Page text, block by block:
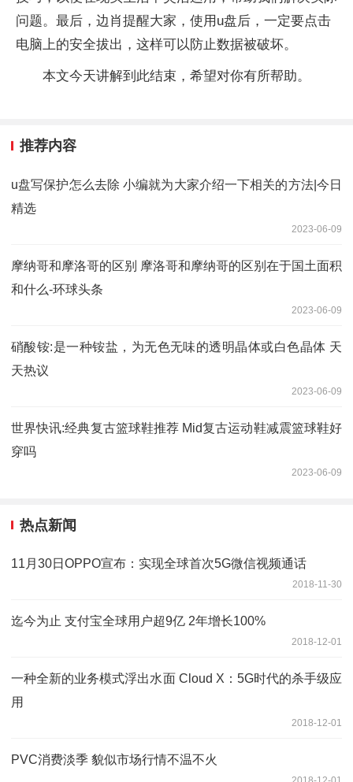
问题。最后，边肖提醒大家，使用u盘后，一定要点击
电脑上的安全拔出，这样可以防止数据被破坏。
本文今天讲解到此结束，希望对你有所帮助。
推荐内容
u盘写保护怎么去除 小编就为大家介绍一下相关的方法|今日
精选
2023-06-09
摩纳哥和摩洛哥的区别 摩洛哥和摩纳哥的区别在于国土面积
和什么-环球头条
2023-06-09
硝酸铵:是一种铵盐，为无色无味的透明晶体或白色晶体 天
天热议
2023-06-09
世界快讯:经典复古篮球鞋推荐 Mid复古运动鞋减震篮球鞋好
穿吗
2023-06-09
热点新闻
11月30日OPPO宣布：实现全球首次5G微信视频通话
2018-11-30
迄今为止 支付宝全球用户超9亿 2年增长100%
2018-12-01
一种全新的业务模式浮出水面 Cloud X：5G时代的杀手级应
用
2018-12-01
PVC消费淡季 貌似市场行情不温不火